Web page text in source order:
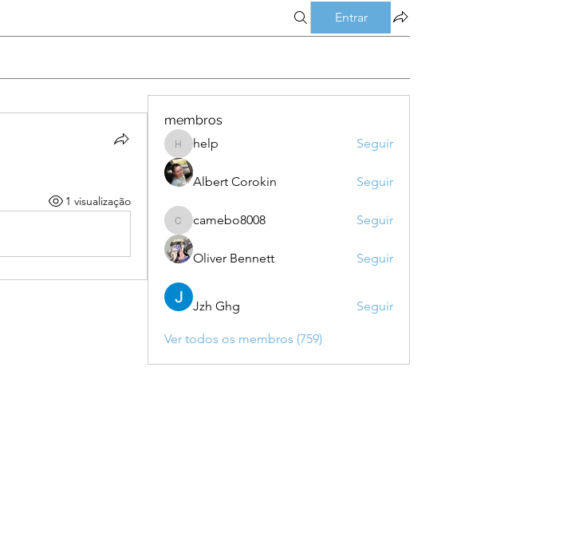
Entrar
1 visualização
membros
help
help Seguir
Albert Corokin Seguir
camebo8008
camebo8008 Seguir
Oliver Bennett Seguir
Jzh Ghg Seguir
Ver todos os membros (759)